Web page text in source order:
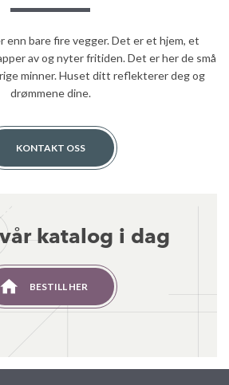
enn bare fire vegger. Det er et hjem, et
av og nyter fritiden. Det er her de små
minner. Huset ditt reflekterer deg og
drømmene dine.
KONTAKT OSS
katalog i dag
BESTILL HER